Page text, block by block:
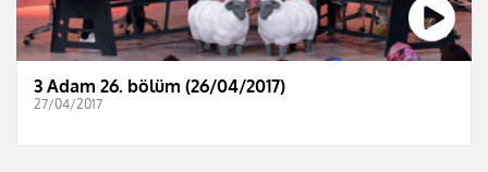
3 Adam 26. bölüm (26/04/2017)
27/04/2017